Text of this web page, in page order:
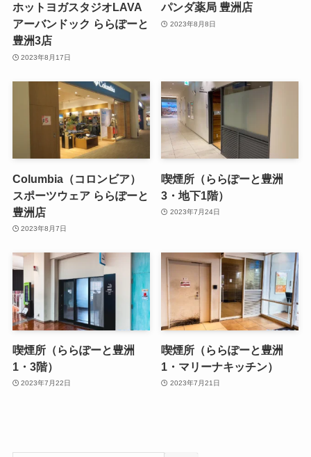
ホットヨガスタジオLAVA
アーバンドック ららぽーと
豊洲3店
2023年8月17日
パンダ薬局 豊洲店
2023年8月8日
Columbia（コロンビア）
スポーツウェア ららぽーと
豊洲店
2023年8月7日
喫煙所（ららぽーと豊洲
3・地下1階）
2023年7月24日
喫煙所（ららぽーと豊洲
1・3階）
2023年7月22日
喫煙所（ららぽーと豊洲
1・マリーナキッチン）
2023年7月21日